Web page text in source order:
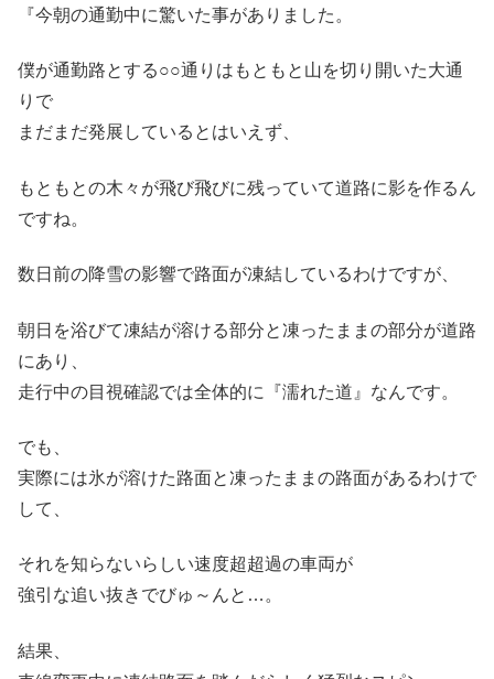
『今朝の通勤中に驚いた事がありました。
僕が通勤路とする○○通りはもともと山を切り開いた大通
りで
まだまだ発展しているとはいえず、
もともとの木々が飛び飛びに残っていて道路に影を作るん
ですね。
数日前の降雪の影響で路面が凍結しているわけですが、
朝日を浴びて凍結が溶ける部分と凍ったままの部分が道路
にあり、
走行中の目視確認では全体的に『濡れた道』なんです。
でも、
実際には氷が溶けた路面と凍ったままの路面があるわけで
して、
それを知らないらしい速度超超過の車両が
強引な追い抜きでびゅ～んと…。
結果、